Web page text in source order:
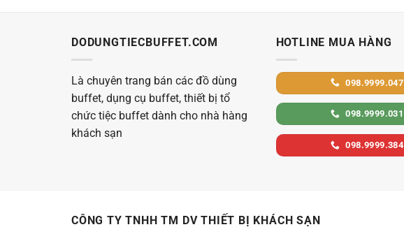
DODUNGTIECBUFFET.COM
Là chuyên trang bán các đồ dùng
buffet, dụng cụ buffet, thiết bị tổ
chức tiệc buffet dành cho nhà hàng
khách sạn
HOTLINE MUA HÀNG
098.9999.047
098.9999.031
098.9999.384
CÔNG TY TNHH TM DV THIẾT BỊ KHÁCH SẠN